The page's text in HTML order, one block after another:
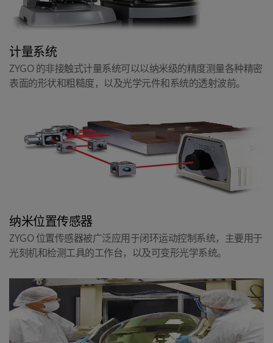
计量系统
ZYGO 的非接触式计量系统可以以纳米级的精度测量各种精密
表面的形状和粗糙度，以及光学元件和系统的透射波前。
纳米位置传感器
ZYGO 位置传感器被广泛应用于闭环运动控制系统，主要用于
光刻机和检测工具的工作台，以及可变形光学系统。